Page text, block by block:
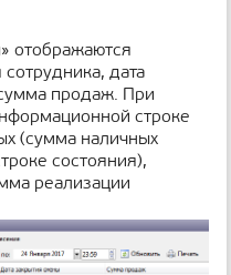
отображаются
дата
продаж. При
строке
(сумма наличных
состояния),
реализации